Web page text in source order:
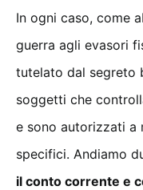
In ogni caso, come
guerra agli evasori
tutelato dal segreto
soggetti che
e sono autorizzati a
specifici. Andiamo
il conto corrente e